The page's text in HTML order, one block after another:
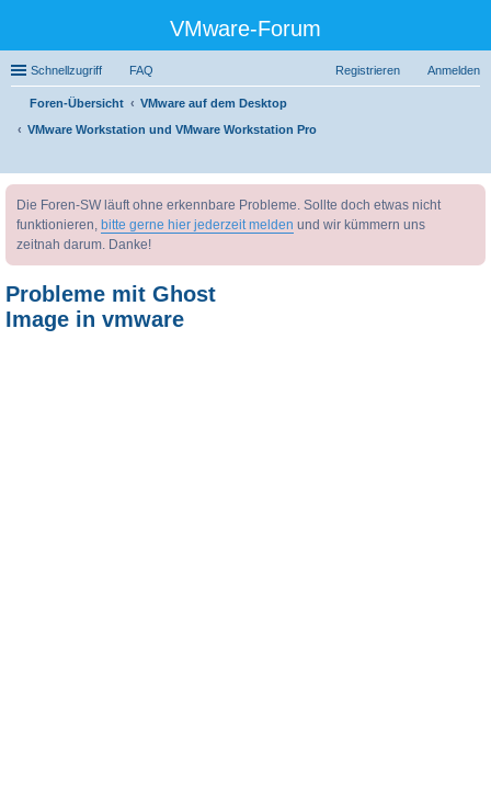
VMware-Forum
Schnellzugriff FAQ Anmelden
Registrieren
Foren-Übersicht
VMware auf dem Desktop
VMware Workstation und VMware Workstation Pro
uc
Die Foren-SW läuft ohne erkennbare Probleme. Sollte doch etwas nicht
funktionieren, bitte gerne hier jederzeit melden und wir kümmern uns
zeitnah darum. Danke!
Probleme mit Ghost
Image in vmware